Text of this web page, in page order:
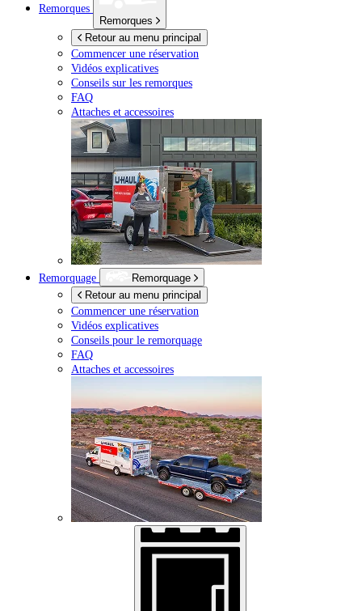
Remorques
Remorques
Retour au menu principal
Commencer une réservation
Vidéos explicatives
Conseils sur les remorques
FAQ
Attaches et accessoires
Remorquage
Remorquage
Retour au menu principal
Commencer une réservation
Vidéos explicatives
Conseils pour le remorquage
FAQ
Attaches et accessoires